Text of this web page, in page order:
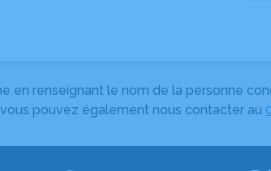
en renseignant le nom de la personne
pouvez également nous contacter au